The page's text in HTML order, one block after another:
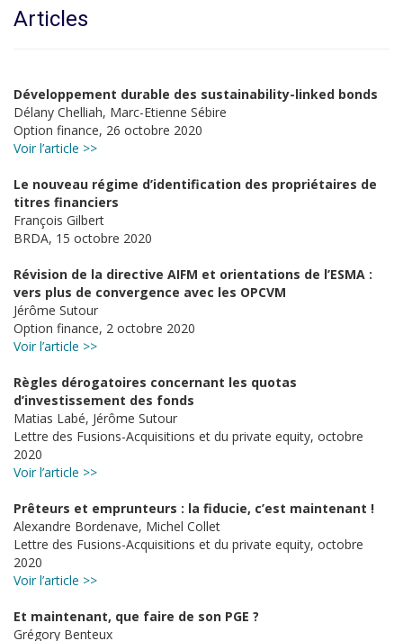
Articles
Développement durable des sustainability-linked bonds
Délany Chelliah, Marc-Etienne Sébire
Option finance, 26 octobre 2020
Voir l’article >>
Le nouveau régime d’identification des propriétaires de
titres financiers
François Gilbert
BRDA, 15 octobre 2020
Révision de la directive AIFM et orientations de l’ESMA :
vers plus de convergence avec les OPCVM
Jérôme Sutour
Option finance, 2 octobre 2020
Voir l’article >>
Règles dérogatoires concernant les quotas
d’investissement des fonds
Matias Labé, Jérôme Sutour
Lettre des Fusions-Acquisitions et du private equity, octobre
2020
Voir l’article >>
Prêteurs et emprunteurs : la fiducie, c’est maintenant !
Alexandre Bordenave, Michel Collet
Lettre des Fusions-Acquisitions et du private equity, octobre
2020
Voir l’article >>
Et maintenant, que faire de son PGE ?
Grégory Benteux